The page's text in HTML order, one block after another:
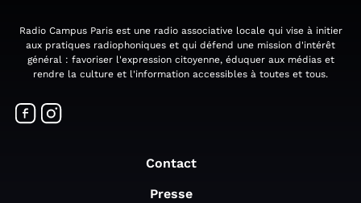
Radio Campus Paris est une radio associative locale qui vise à initier
aux pratiques radiophoniques et qui défend une mission d'intérêt
général : favoriser l'expression citoyenne, éduquer aux médias et
rendre la culture et l'information accessibles à toutes et tous.
Contact
Presse